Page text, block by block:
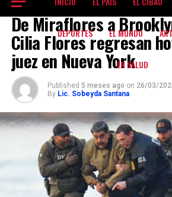
DEPORTES EL MUNDO
EN SALUD
EL MUNDO
De Miraflores a
Cilia Flores regresan
juez en Nueva York
Published 5 meses ago on 26/03/
By Lic. Sobeyda Santana